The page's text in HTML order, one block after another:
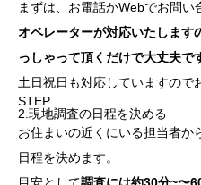
まずは、お電話かWebでお問い
オペレーターが対応いたします
っしゃって頂くだけで大丈夫で
土日祝日も対応していますので
STEP
2.現地調査の日程を決める
お住まいの近くにいる担当者か
日程を決めます。